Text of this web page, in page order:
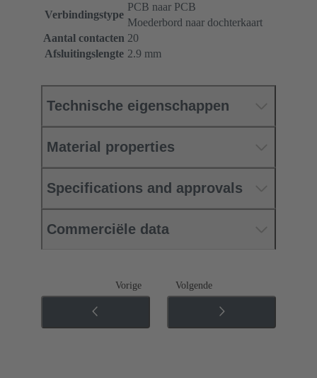
Verbindingstype
PCB naar PCB
Moederbord naar dochterkaart
Aantal contacten 20
Afsluitingslengte 2.9 mm
Technische eigenschappen
Material properties
Specifications and approvals
Commerciële data
Vorige Volgende